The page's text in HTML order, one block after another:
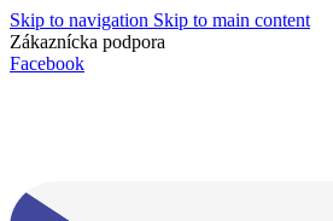
Skip to navigation Skip to main content
Zákaznícka podpora
Facebook